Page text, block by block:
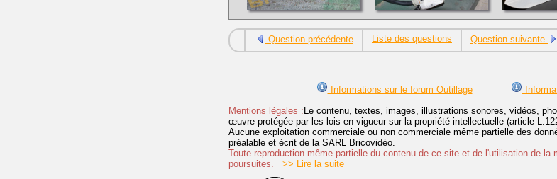
Question précédente Liste des questions Question suivante
Informations sur le forum Outillage
Mentions légales :Le contenu, textes, images, illustrations sonores, vidéos,
œuvre protégée par les lois en vigueur sur la propriété intellectuelle (article
Aucune exploitation commerciale ou non commerciale même partielle des
préalable et écrit de la SARL Bricovidéo.
Toute reproduction même partielle du contenu de ce site et de l'utilisation de
poursuites.
>> Lire la suite